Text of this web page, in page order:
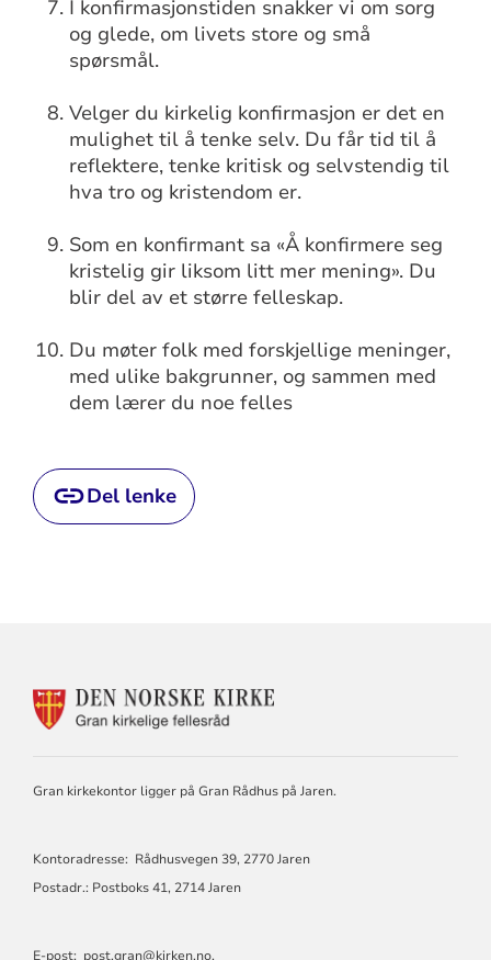
I konfirmasjonstiden snakker vi om sorg
og glede, om livets store og små
spørsmål.
Velger du kirkelig konfirmasjon er det en
mulighet til å tenke selv. Du får tid til å
reflektere, tenke kritisk og selvstendig til
hva tro og kristendom er.
Som en konfirmant sa «Å konfirmere seg
kristelig gir liksom litt mer mening». Du
blir del av et større felleskap.
Du møter folk med forskjellige meninger,
med ulike bakgrunner, og sammen med
dem lærer du noe felles
Del lenke
KONTAKTINFORMASJON
FELLESRÅD
Gran kirkekontor ligger på Gran Rådhus på Jaren.
Kontoradresse: Rådhusvegen 39, 2770 Jaren
Postadr.: Postboks 41, 2714 Jaren
E-post: post.gran@kirken.no.